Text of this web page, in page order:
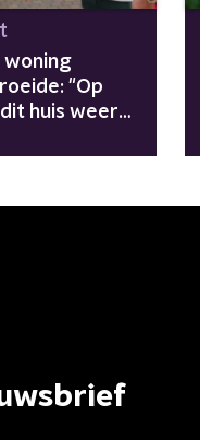
"Op
huis weer